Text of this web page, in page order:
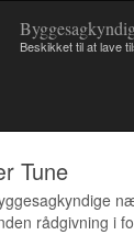
Beskikket til at lave
Tune
rådgivning i